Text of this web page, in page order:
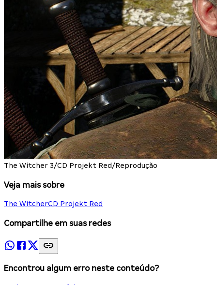
The Witcher 3/CD Projekt Red/Reprodução
Veja mais sobre
The WitcherCD Projekt Red
Compartilhe em suas redes
Encontrou algum erro neste conteúdo?